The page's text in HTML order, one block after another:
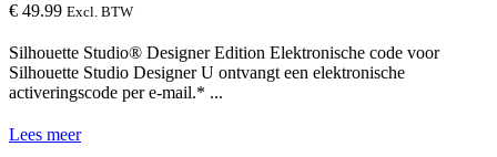
€ 49.99 Excl. BTW
Silhouette Studio® Designer Edition Elektronische code voor
Silhouette Studio Designer U ontvangt een elektronische
activeringscode per e-mail.* ...
Lees meer